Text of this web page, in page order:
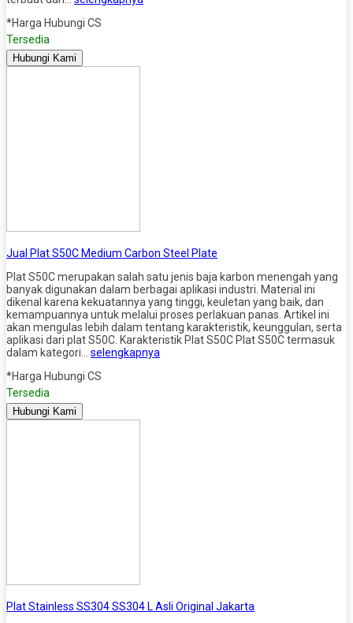
*Harga Hubungi CS
Tersedia
Hubungi Kami
Jual Plat S50C Medium Carbon Steel Plate
Plat S50C merupakan salah satu jenis baja karbon menengah yang
banyak digunakan dalam berbagai aplikasi industri. Material ini
dikenal karena kekuatannya yang tinggi, keuletan yang baik, dan
kemampuannya untuk melalui proses perlakuan panas. Artikel ini
akan mengulas lebih dalam tentang karakteristik, keunggulan, serta
aplikasi dari plat S50C. Karakteristik Plat S50C Plat S50C termasuk
dalam kategori… selengkapnya
*Harga Hubungi CS
Tersedia
Hubungi Kami
Plat Stainless SS304 SS304 L Asli Original Jakarta